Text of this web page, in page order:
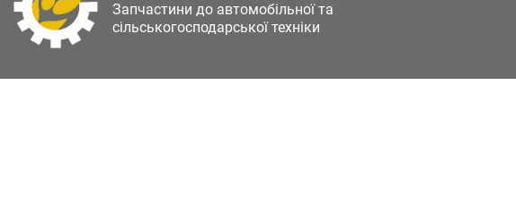
Запчастини до автомобільної та
сільськогосподарської техніки